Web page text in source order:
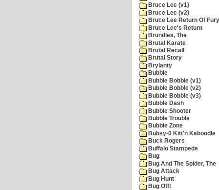
Bruce Lee (v1)
Bruce Lee (v2)
Bruce Lee Return Of Fury
Bruce Lee's Return
Brundles, The
Brutal Karate
Brutal Recall
Brutal Story
Brylanty
Bubble
Bubble Bobble (v1)
Bubble Bobble (v2)
Bubble Bobble (v3)
Bubble Dash
Bubble Shooter
Bubble Trouble
Bubble Zone
Bubsy-0 Kitt'n Kaboodle
Buck Rogers
Buffalo Stampede
Bug
Bug And The Spider, The
Bug Attack
Bug Hunt
Bug Off!